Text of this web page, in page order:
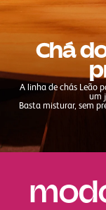
Chá
A linha de chás Leão
um
Basta misturar, sem